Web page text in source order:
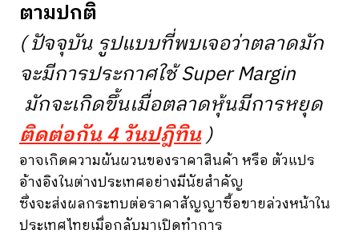
ตามปกติ
( ปัจจุบัน รูปแบบที่พบเจอว่าตลาดมัก
จะมีการประกาศใช้ Super Margin
มักจะเกิดขึ้นเมื่อตลาดหุ้นมีการหยุด
ติดต่อกัน 4 วันปฎิทิน)
อาจเกิดความผันผวนของราคาสินค้า หรือ ตัวแปร
อ้างอิงในต่างประเทศอย่างมีนัยสำคัญ
ซึ่งจะส่งผลกระทบต่อราคาสัญญาซื้อขายล่วงหน้าใน
ประเทศไทยเมื่อกลับมาเปิดทำการ